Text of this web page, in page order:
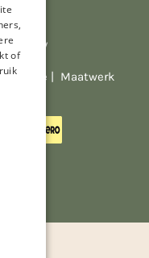
BTW
| Maatwerk
of